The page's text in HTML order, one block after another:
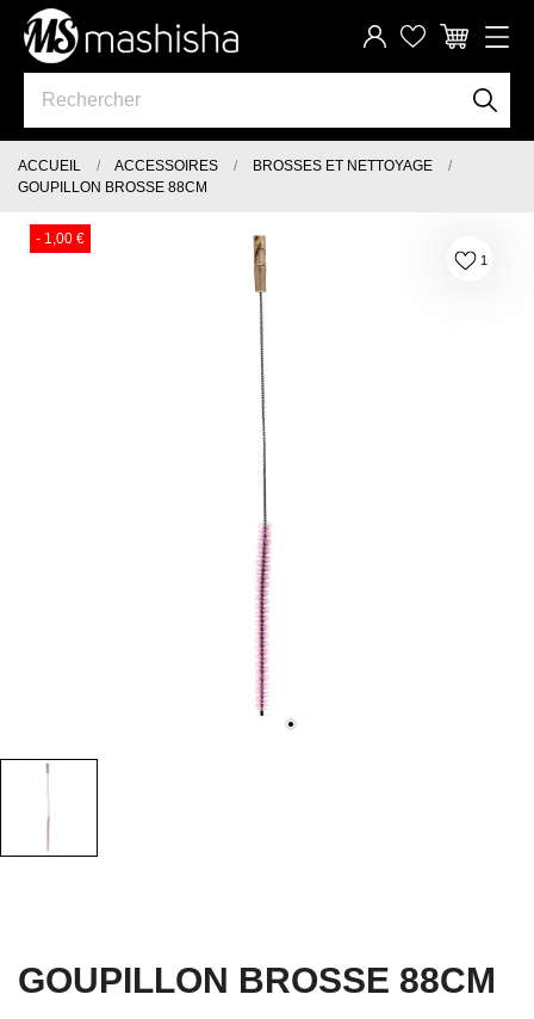
ACCUEIL ACCESSOIRES
BROSSES ET NETTOYAGE
GOUPILLON BROSSE 88CM
- 1,00 €
1
GOUPILLON BROSSE 88CM